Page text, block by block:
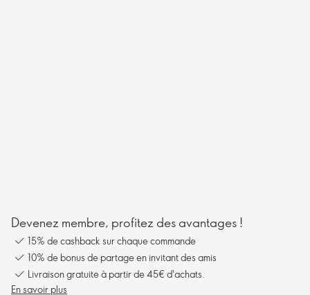
Devenez membre, profitez des avantages !
15% de cashback sur chaque commande
10% de bonus de partage en invitant des amis
Livraison gratuite à partir de 45€ d'achats.
En savoir plus